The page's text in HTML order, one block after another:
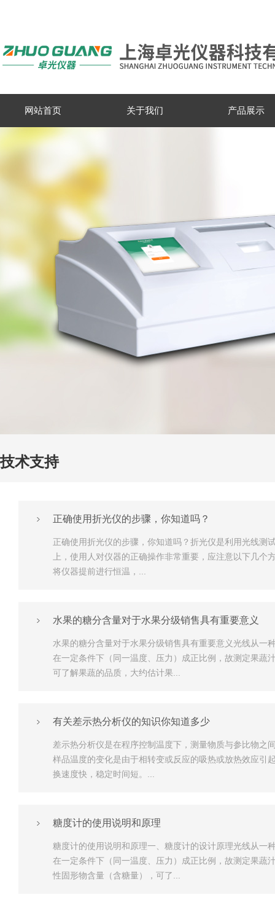
网站首页 关于我们 产品展示
技术支持
正确使用折光仪的步骤，你知道吗？
正确使用折光仪的步骤，你知道吗？折光仪是利用光线
上，使用人对仪器的正确操作非常重要，应注意以下几
将仪器提前进行恒温，...
水果的糖分含量对于水果分级销售具有重要意义
水果的糖分含量对于水果分级销售具有重要意义光线从一
在一定条件下（同一温度、压力）成正比例，故测定果蔬
可了解果蔬的品质，大约估计果...
有关差示热分析仪的知识你知道多少
差示热分析仪是在程序控制温度下，测量物质与参比物
样品温度的变化是由于相转变或反应的吸热或放热效应引
换速度快，稳定时间短。...
糖度计的使用说明和原理
糖度计的使用说明和原理一、糖度计的设计原理光线从一
在一定条件下（同一温度、压力）成正比例，故测定果蔬
性固形物含量（含糖量），可了...